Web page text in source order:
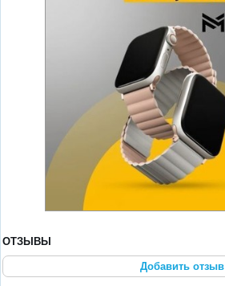
ОТЗЫВЫ
Добавить отзыв